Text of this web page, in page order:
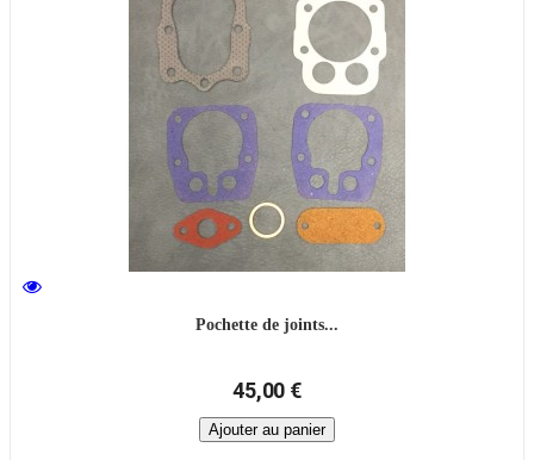
Pochette de joints...
45,00 €
Ajouter au panier